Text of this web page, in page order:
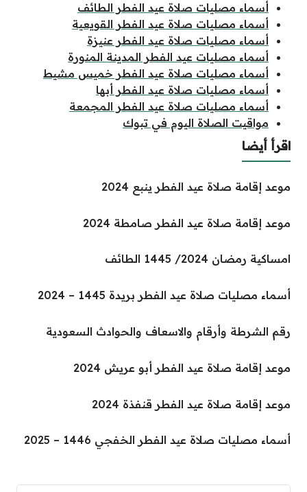
أسماء مصليات صلاة عيد الفطر الطائف
أسماء مصليات صلاة عيد الفطر القويعية
أسماء مصليات صلاة عيد الفطر عنيزة
أسماء مصليات عيد الفطر المدينة المنورة
أسماء مصليات صلاة عيد الفطر خميس مشيط
أسماء مصليات صلاة عيد الفطر أبها
أسماء مصليات صلاة عيد الفطر المجمعة
مواقيت الصلاة اليوم في تبوك
اقرأ أيضا
موعد إقامة صلاة عيد الفطر ينبع 2024
موعد إقامة صلاة عيد الفطر صامطة 2024
امساكية رمضان 2024/ 1445 الطائف
أسماء مصليات صلاة عيد الفطر بريدة 1445 – 2024
رقم الشرطة وأرقام والاسعاف والحوادث السعودية
موعد إقامة صلاة عيد الفطر أبو عريش 2024
موعد إقامة صلاة عيد الفطر قنفذة 2024
أسماء مصليات صلاة عيد الفطر الخفجي 1446 – 2025